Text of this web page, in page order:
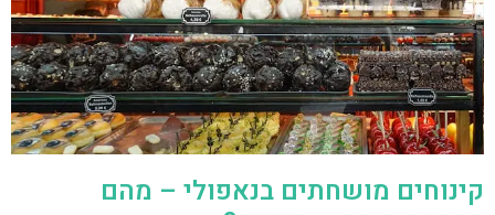
קינוחים מושחתים בנאפולי – מהם